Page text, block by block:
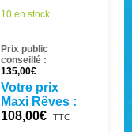
10 en stock
Prix public
conseillé :
135,00€
Votre prix
Maxi Rêves :
108,00€ TTC